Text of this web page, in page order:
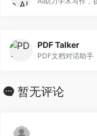
PDF Talker
PDF文档对话助手
暂无评论